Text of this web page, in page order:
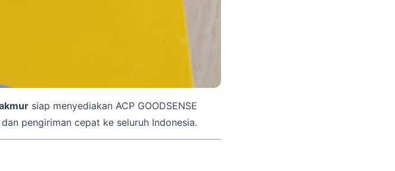
siap menyediakan ACP GOODSENSE
pengiriman cepat ke seluruh Indonesia.